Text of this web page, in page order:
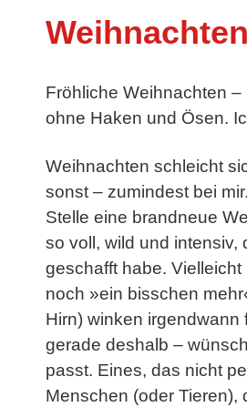
Fröhliche Weihnachten
ohne Haken und Ösen.
Weihnachten schleicht
sonst – zumindest bei
Stelle eine brandneue
so voll, wild und intensiv,
geschafft habe.
noch »ein bisschen
Hirn) winken
gerade deshalb –
passt. Eines, das nicht
Menschen (oder Tieren),